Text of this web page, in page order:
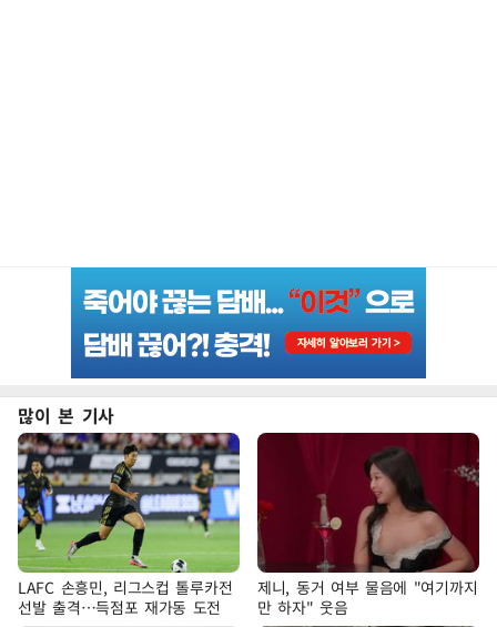
많이 본 기사
LAFC 손흥민, 리그스컵 톨루카전
선발 출격…득점포 재가동 도전
제니, 동거 여부 물음에 "여기까지
만 하자" 웃음